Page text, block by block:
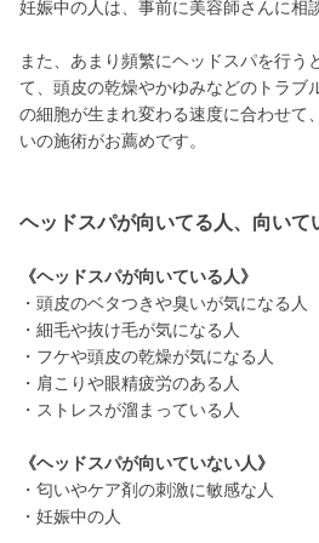
妊娠中の人は、事前に美容師さんに相
また、あまり頻繁にヘッドスパを行う
て、頭皮の乾燥やかゆみなどのトラブ
の細胞が生まれ変わる速度に合わせて
いの施術がお薦めです。
ヘッドスパが向いてる人、向いて
《ヘッドスパが向いている人》
・頭皮のベタつきや臭いが気になる人
・細毛や抜け毛が気になる人
・フケや頭皮の乾燥が気になる人
・肩こりや眼精疲労のある人
・ストレスが溜まっている人
《ヘッドスパが向いていない人》
・匂いやケア剤の刺激に敏感な人
・妊娠中の人